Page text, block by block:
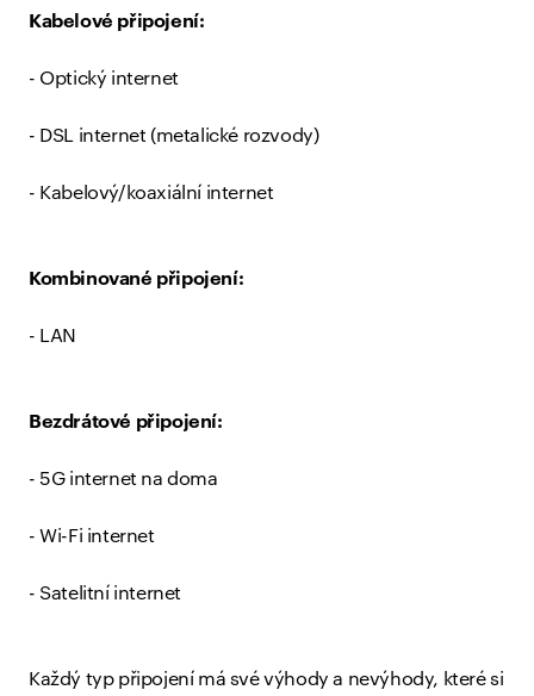
Kabelové připojení:
- Optický internet
- DSL internet (metalické rozvody)
- Kabelový/koaxiální internet
Kombinované připojení:
- LAN
Bezdrátové připojení:
- 5G internet na doma
- Wi-Fi internet
- Satelitní internet
Každý typ připojení má své výhody a nevýhody, které si